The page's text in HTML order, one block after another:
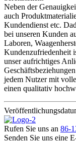
Neben der
auch
Kundendienst etc.
bei unseren Kunden
Laboren,
Kundenzufriedenheit
unser aufrichtiges
jedem Nutzer mit
einen qualitativ
Rufen Sie uns an 86-
Senden Sie uns eine